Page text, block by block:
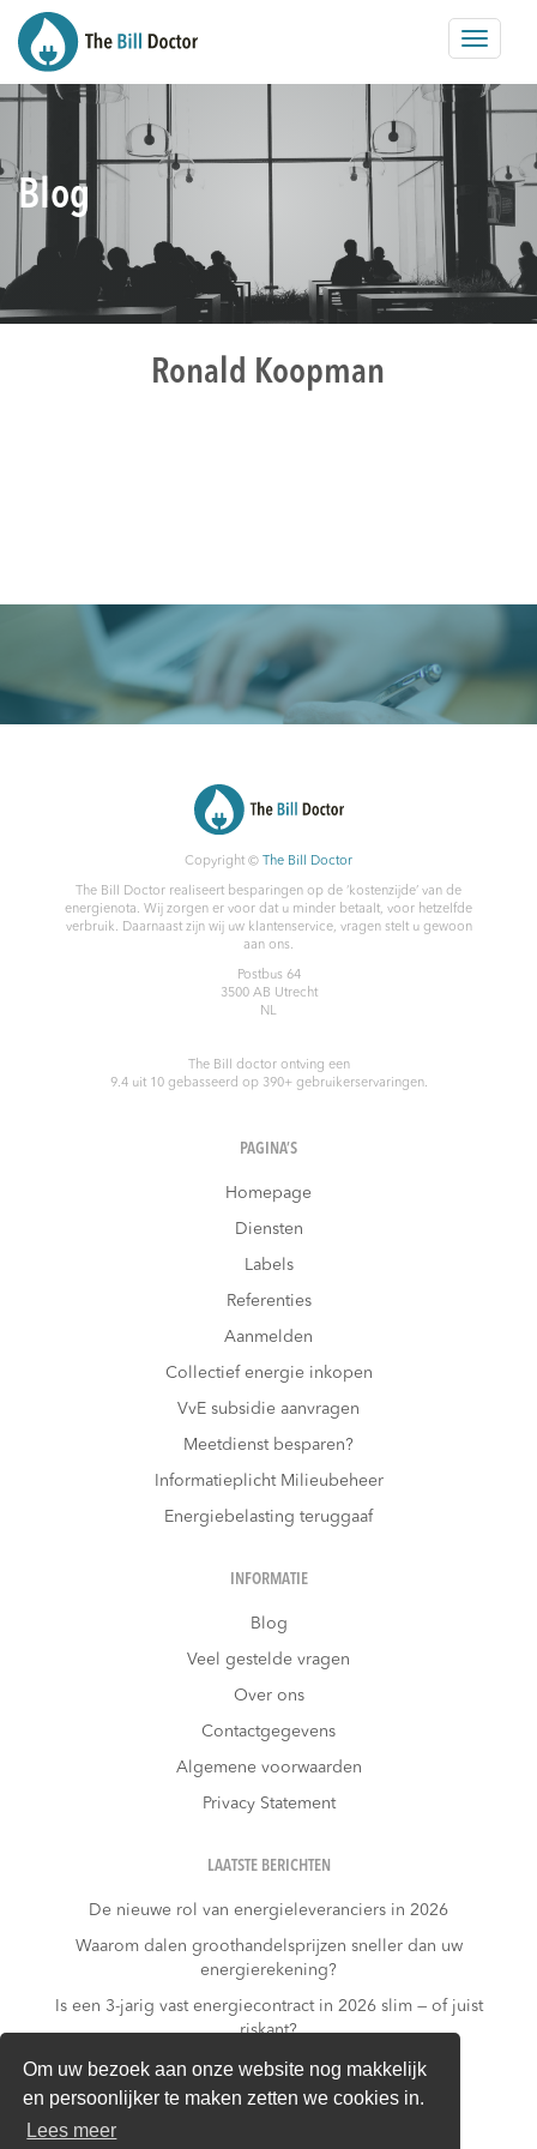
Om uw bezoek aan onze website nog makkelijk
en persoonlijker te maken zetten we cookies in.
Lees meer
Toggle
Blog
Ronald Koopman
Copyright © The Bill Doctor
The Bill Doctor realiseert besparingen op de ‘kostenzijde’ van de
energienota. Wij zorgen er voor dat u minder betaalt, voor hetzelfde
verbruik. Daarnaast zijn wij uw klantenservice, vragen stelt u gewoon
aan ons.
Postbus 64
3500 AB Utrecht
NL
The Bill doctorontving een
9.4uit 10gebasseerd op 390+ gebruikerservaringen.
PAGINA’S
Homepage
Diensten
Labels
Referenties
Aanmelden
Collectief energie inkopen
VvE subsidie aanvragen
Meetdienst besparen?
Informatieplicht Milieubeheer
Energiebelasting teruggaaf
INFORMATIE
Blog
Veel gestelde vragen
Over ons
Contactgegevens
Algemene voorwaarden
Privacy Statement
LAATSTE BERICHTEN
De nieuwe rol van energieleveranciers in 2026
Waarom dalen groothandelsprijzen sneller dan uw
energierekening?
Is een 3-jarig vast energiecontract in 2026 slim — of juist
riskant?
Wat kost niets doen?
Warmtepomp + dynamisch contract: gouden